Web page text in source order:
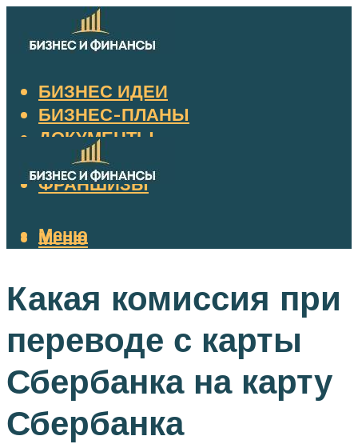
БИЗНЕС ИДЕИ
БИЗНЕС-ПЛАНЫ
ДОКУМЕНТЫ
НАЛОГИ
ФРАНШИЗЫ
Меню
Меню
Какая комиссия при
переводе с карты
Сбербанка на карту
Сбербанка